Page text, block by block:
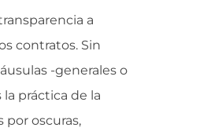
a
contratos. Sin
-generales o
la práctica de la
oscuras,